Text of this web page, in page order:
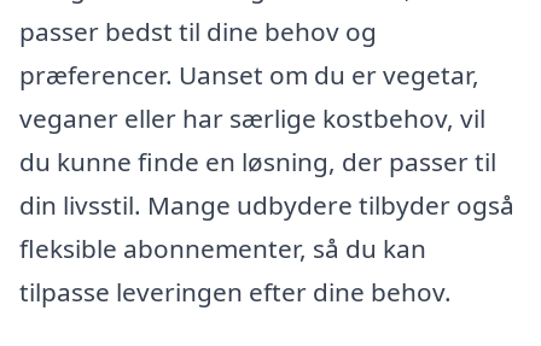
passer bedst til dine behov og
præferencer. Uanset om du er vegetar,
veganer eller har særlige kostbehov, vil
du kunne finde en løsning, der passer til
din livsstil. Mange udbydere tilbyder også
fleksible abonnementer, så du kan
tilpasse leveringen efter dine behov.